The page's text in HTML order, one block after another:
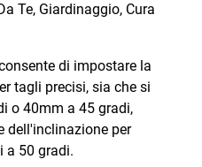
di lavoro grazie al
e goditi una visione
denti garantisce tagli
la chiave esagonale a
lama rapidi e semplici.
l'impugnatura
variabile ti
Te, Giardinaggio, Cura
di impostare la
tagli precisi, sia che si
o 40mm a 45 gradi,
dell'inclinazione per
a 50 gradi.